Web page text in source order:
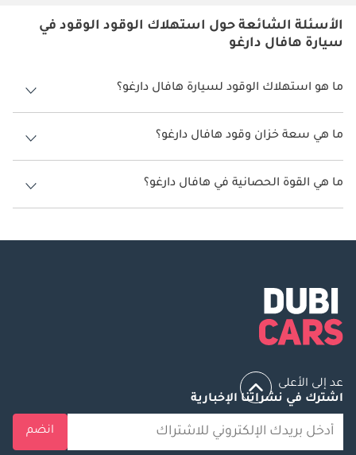
الأسئلة الشائعة حول استهلاك الوقود الوقود في
سيارة هافال دارغو
ما هو استهلاك الوقود لسيارة هافال دارغو؟
يتراوح استهلاك الوقود لسيارة هافال دارغو بين 11 كم/ليتر.
ما هي سعة خزان وقود هافال دارغو؟
سعة خزان وقود هافال دارغو 60 ليتر.
ما هي القوة الحصانية في هافال دارغو؟
تنتج هافال دارغو قوة 196 حصان.
عد إلى الأعلى
اشترك في نشراتنا الإخبارية
انضم